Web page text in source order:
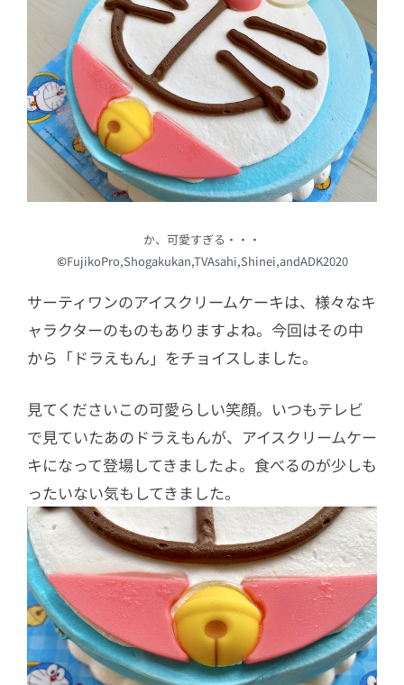
か、可愛すぎる・・・
©FujikoPro,Shogakukan,TVAsahi,Shinei,andADK2020
サーティワンのアイスクリームケーキは、様々なキ
ャラクターのものもありますよね。今回はその中
から「ドラえもん」をチョイスしました。
見てくださいこの可愛らしい笑顔。いつもテレビ
で見ていたあのドラえもんが、アイスクリームケー
キになって登場してきましたよ。食べるのが少しも
ったいない気もしてきました。